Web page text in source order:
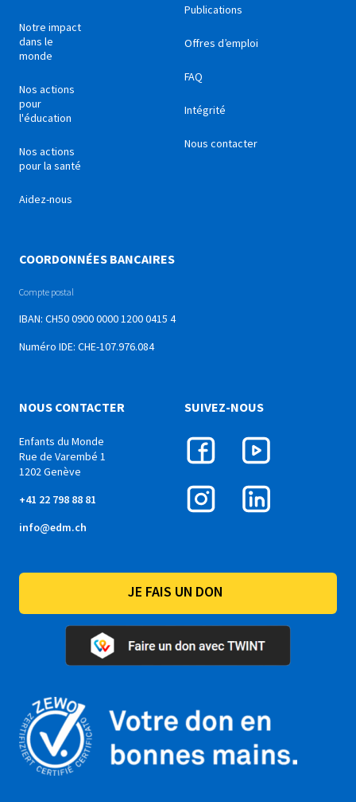
Notre impact
dans le
monde
Nos actions
pour
l'éducation
Nos actions
pour la santé
Aidez-nous
Publications
Offres d’emploi
FAQ
Intégrité
Nous contacter
NOUS CONTACTER
Enfants du Monde
Rue de Varembé 1
1202 Genève
+41 22 798 88 81
info@edm.ch
COORDONNÉES BANCAIRES
Compte postal
IBAN: CH50 0900 0000 1200 0415 4
Numéro IDE: CHE-107.976.084
SUIVEZ-NOUS
JE FAIS UN DON